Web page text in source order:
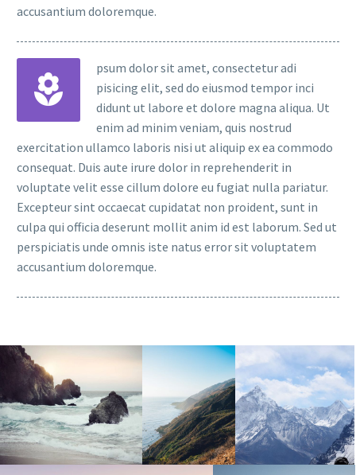
accusantium doloremque.
psum dolor sit amet, consectetur adi
pisicing elit, sed do eiusmod tempor inci
didunt ut labore et dolore magna aliqua. Ut
enim ad minim veniam, quis nostrud
exercitation ullamco laboris nisi ut aliquip ex ea commodo
consequat. Duis aute irure dolor in reprehenderit in
voluptate velit esse cillum dolore eu fugiat nulla pariatur.
Excepteur sint occaecat cupidatat non proident, sunt in
culpa qui officia deserunt mollit anim id est laborum. Sed ut
perspiciatis unde omnis iste natus error sit voluptatem
accusantium doloremque.